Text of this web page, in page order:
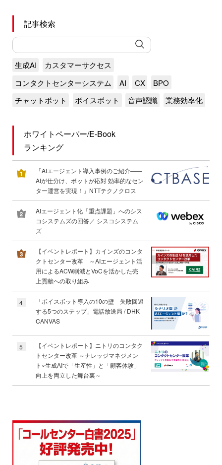
記事検索
生成AI
カスタマーサクセス
コンタクトセンターシステム
AI CX
BPO
チャットボット
ボイスボット 音声認識 業務効率化
ホワイトペーパー/E-Book
ランキング
「AIエージェント導入事例のご紹介――
AIが仕分け、ボットが応対 効率的なセン
ター運営を実現！」NTTテクノクロス
AIエージェント化「重点課題」へのシス
コシステムズの回答／ シスコシステム
ズ
【イベントレポート】カインズのコンタ
クトセンター改革 ～AIエージェント活
用によるACW削減とVoCを活かした売
上貢献への取り組み
4
「ボイスボット導入の10の壁 失敗回避
する5つのステップ」電話放送局 / DHK
CANVAS
5
【イベントレポート】ニトリのコンタク
トセンター改革 ～ナレッジマネジメン
ト×生成AIで「生産性」と「顧客体験」
向上を両立した舞台裏～